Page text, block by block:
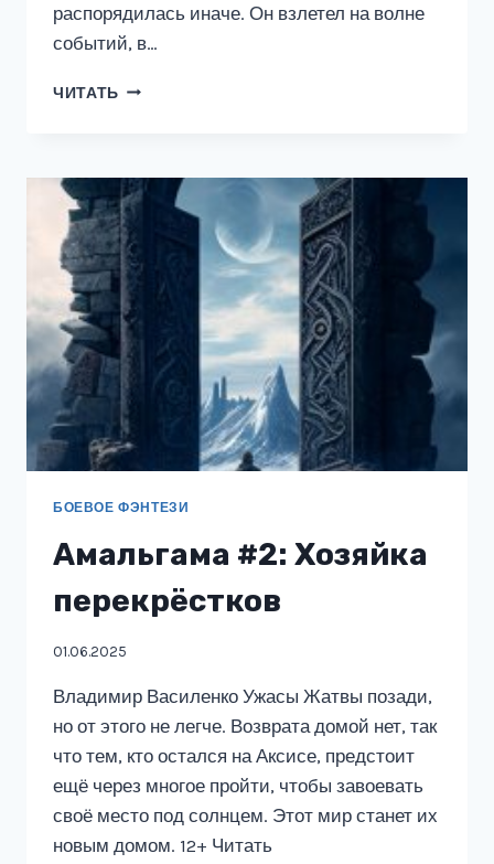
распорядилась иначе. Он взлетел на волне
событий, в…
ЧИТАТЬ НАСЛЕДИЕ
БОЕВОЕ ФЭНТЕЗИ
Амальгама #2: Хозяйка
перекрёстков
01.06.2025
Владимир Василенко Ужасы Жатвы позади,
но от этого не легче. Возврата домой нет, так
что тем, кто остался на Аксисе, предстоит
ещё через многое пройти, чтобы завоевать
своё место под солнцем. Этот мир станет их
новым домом. 12+ Читать